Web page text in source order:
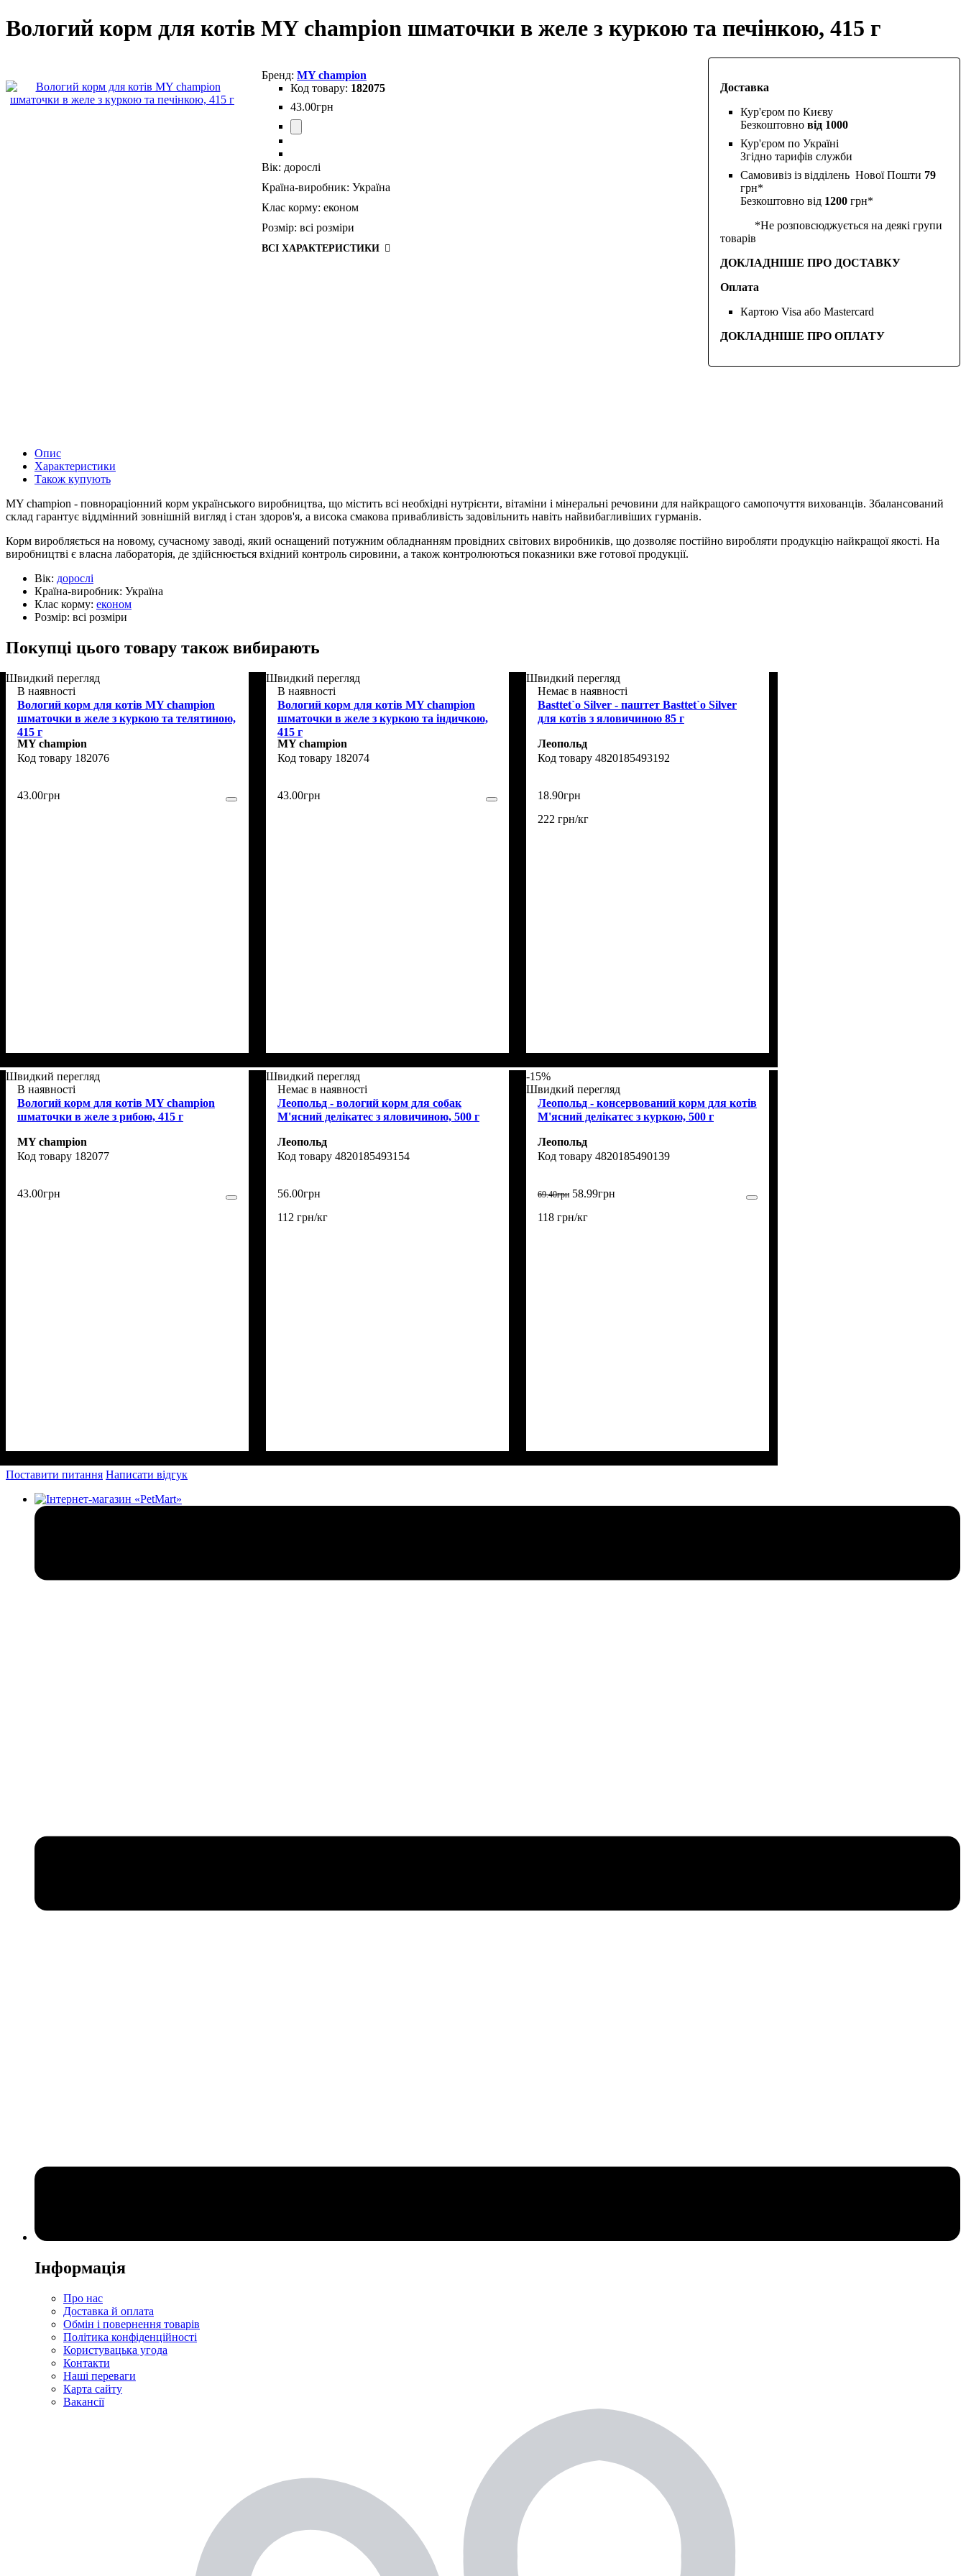
Вологий корм для котів MY champion шматочки в желе з куркою та печінкою, 415 г
Доставка
Кур'єром по Києву
Безкоштовно від 1000
Кур'єром по Україні
Згідно тарифів служби
Самовивіз із відділень Нової Пошти 79
грн*
Безкоштовно від 1200 грн*
*Не розповсюджується на деякі групи
товарів
ДОКЛАДНІШЕ ПРО ДОСТАВКУ
Оплата
Картою Visa або Mastercard
ДОКЛАДНІШЕ ПРО ОПЛАТУ
MY champion
182075
43.00грн
Вік: дорослі
Країна-виробник: Україна
Клас корму: економ
Розмір: всі розміри
ВСІ ХАРАКТЕРИСТИКИ
Опис
Характеристики
Також купують
MY champion - повнораціонний корм українського виробництва, що містить всі необхідні нутрієнти, вітаміни і мінеральні речовини для найкращого самопочуття вихованців. Збалансований
склад гарантує віддмінний зовнішній вигляд і стан здоров'я, а висока смакова привабливість задовільнить навіть найвибагливіших гурманів.
Корм виробляється на новому, сучасному заводі, який оснащений потужним обладнанням провідних світових виробників, що дозволяє постійно виробляти продукцію найкращої якості. На
виробництві є власна лабораторія, де здійснюється вхідний контроль сировини, а також контролюються показники вже готової продукції.
Вік: дорослі
Країна-виробник: Україна
Клас корму: економ
Розмір: всі розміри
Покупці цього товару також вибирають
Швидкий перегляд
В наявності
Вологий корм для котів MY champion
шматочки в желе з куркою та телятиною,
415 г
MY champion
182076
43.00грн
Швидкий перегляд
В наявності
Вологий корм для котів MY champion
шматочки в желе з куркою та індичкою,
415 г
MY champion
182074
43.00грн
Швидкий перегляд
Немає в наявності
Basttet`o Silver - паштет Basttet`o Silver
для котів з яловичиною 85 г
Леопольд
4820185493192
18.90грн
222 грн/кг
Швидкий перегляд
В наявності
Вологий корм для котів MY champion
шматочки в желе з рибою, 415 г
MY champion
182077
43.00грн
Швидкий перегляд
Немає в наявності
Леопольд - вологий корм для собак
М'ясний делікатес з яловичиною, 500 г
Леопольд
4820185493154
56.00грн
112 грн/кг
-15%
Швидкий перегляд
Леопольд - консервований корм для котів
М'ясний делікатес з куркою, 500 г
Леопольд
4820185490139
69.40грн 58.99грн
118 грн/кг
Поставити питання Написати відгук
Інформація
Про нас
Доставка й оплата
Обмін і повернення товарів
Політика конфіденційності
Користувацька угода
Контакти
Наші переваги
Карта сайту
Вакансії